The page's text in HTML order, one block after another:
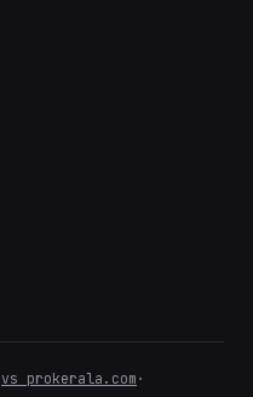
vs prokerala.com ·